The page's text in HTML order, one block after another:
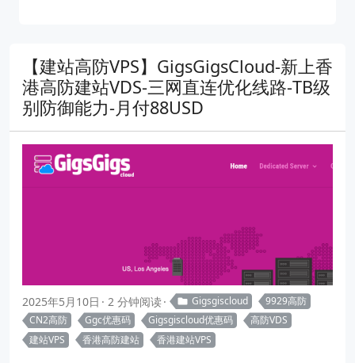
【建站高防VPS】GigsGigsCloud-新上香
港高防建站VDS-三网直连优化线路-TB级
别防御能力-月付88USD
2025年5月10日 2 分钟阅读 Gigsgiscloud
9929高防
CN2高防
Ggc优惠码 Gigsgiscloud优惠码
高防VDS
建站VPS
香港高防建站 香港建站VPS